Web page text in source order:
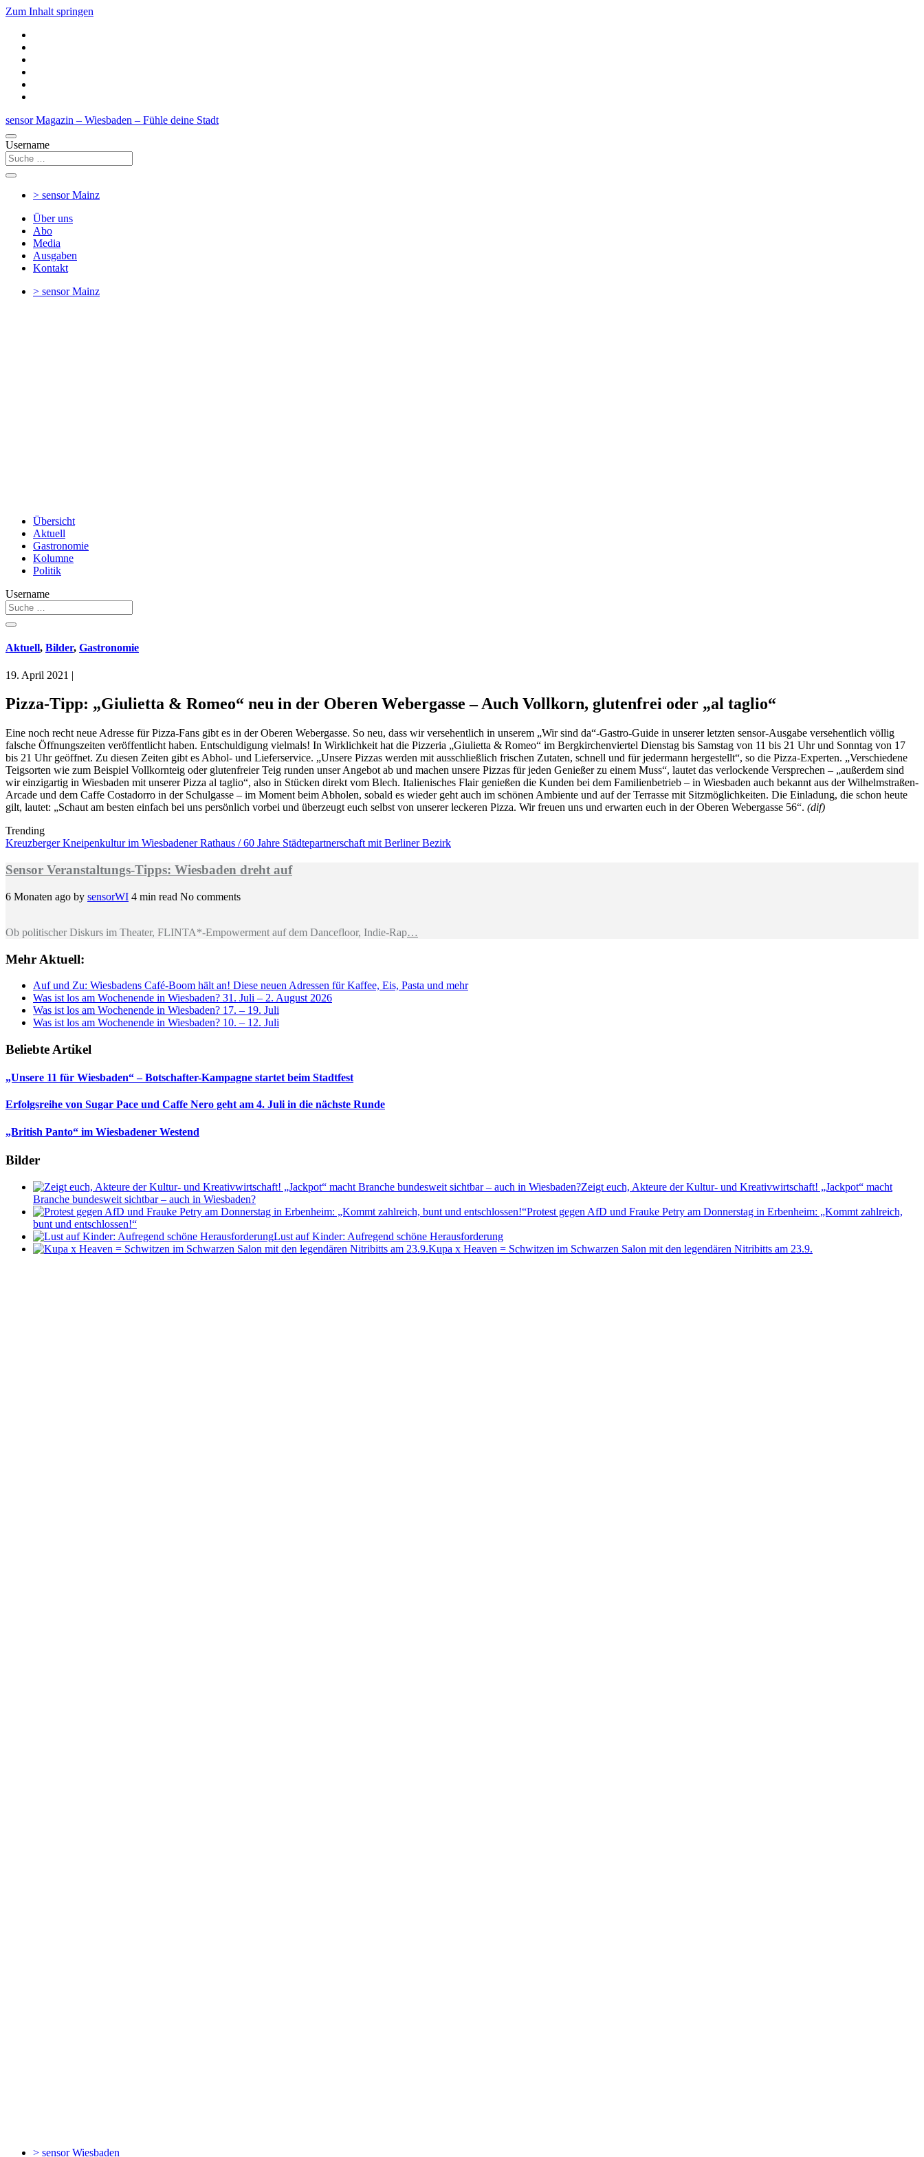
Zum Inhalt springen
sensor Magazin – Wiesbaden – Fühle deine Stadt
Username
> sensorMainz
Über uns
Abo
Media
Ausgaben
Kontakt
> sensorMainz
Übersicht
Aktuell
Gastronomie
Kolumne
Politik
Username
Aktuell, Bilder, Gastronomie
19. April 2021 |
Pizza-Tipp: „Giulietta & Romeo“ neu in der Oberen Webergasse – Auch Vollkorn, glutenfrei oder „al taglio“
Eine noch recht neue Adresse für Pizza-Fans gibt es in der Oberen Webergasse. So neu, dass wir versehentlich in unserem „Wir sind da“-Gastro-Guide in unserer letzten sensor-Ausgabe versehentlich völlig
falsche Öffnungszeiten veröffentlicht haben. Entschuldigung vielmals! In Wirklichkeit hat die Pizzeria „Giulietta & Romeo“ im Bergkirchenviertel Dienstag bis Samstag von 11 bis 21 Uhr und Sonntag von 17
bis 21 Uhr geöffnet. Zu diesen Zeiten gibt es Abhol- und Lieferservice. „Unsere Pizzas werden mit ausschließlich frischen Zutaten, schnell und für jedermann hergestellt“, so die Pizza-Experten. „Verschiedene
Teigsorten wie zum Beispiel Vollkornteig oder glutenfreier Teig runden unser Angebot ab und machen unsere Pizzas für jeden Genießer zu einem Muss“, lautet das verlockende Versprechen – „außerdem sind
wir einzigartig in Wiesbaden mit unserer Pizza al taglio“, also in Stücken direkt vom Blech. Italienisches Flair genießen die Kunden bei dem Familienbetrieb – in Wiesbaden auch bekannt aus der Wilhelmstraßen-
Arcade und dem Caffe Costadorro in der Schulgasse – im Moment beim Abholen, sobald es wieder geht auch im schönen Ambiente und auf der Terrasse mit Sitzmöglichkeiten. Die Einladung, die schon heute
gilt, lautet: „Schaut am besten einfach bei uns persönlich vorbei und überzeugt euch selbst von unserer leckeren Pizza. Wir freuen uns und erwarten euch in der Oberen Webergasse 56“. (dif)
Trending
Kreuzberger Kneipenkultur im Wiesbadener Rathaus / 60 Jahre Städtepartnerschaft mit Berliner Bezirk
Sensor Veranstaltungs-Tipps: Wiesbaden dreht auf
6 Monaten ago by sensorWI 4 min read No comments
Ob politischer Diskurs im Theater, FLINTA*-Empowerment auf dem Dancefloor, Indie-Rap…
Mehr Aktuell:
Auf und Zu: Wiesbadens Café-Boom hält an! Diese neuen Adressen für Kaffee, Eis, Pasta und mehr
Was ist los am Wochenende in Wiesbaden? 31. Juli – 2. August 2026
Was ist los am Wochenende in Wiesbaden? 17. – 19. Juli
Was ist los am Wochenende in Wiesbaden? 10. – 12. Juli
Beliebte Artikel
„Unsere 11 für Wiesbaden“ – Botschafter-Kampagne startet beim Stadtfest
Erfolgsreihe von Sugar Pace und Caffe Nero geht am 4. Juli in die nächste Runde
„British Panto“ im Wiesbadener Westend
Bilder
Zeigt euch, Akteure der Kultur- und Kreativwirtschaft! „Jackpot“ macht
Branche bundesweit sichtbar – auch in Wiesbaden?
Protest gegen AfD und Frauke Petry am Donnerstag in Erbenheim: „Kommt zahlreich,
bunt und entschlossen!“
Lust auf Kinder: Aufregend schöne Herausforderung
Kupa x Heaven = Schwitzen im Schwarzen Salon mit den legendären Nitribitts am 23.9.
> sensorWiesbaden